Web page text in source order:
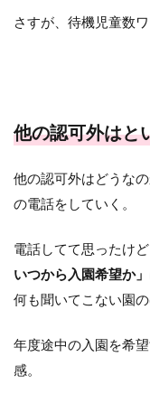
さすが、待機児童数
他の認可外はと
他の認可外はどうな
の電話をしていく。
電話してて思ったけ
いつから入園希望か」
何も聞いてこない園の
年度途中の入園を希
感。